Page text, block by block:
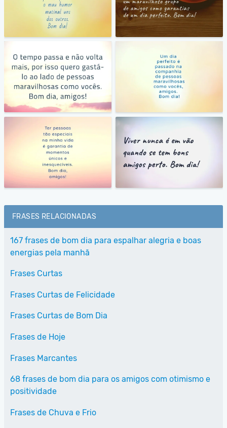
FRASES RELACIONADAS
167 frases de bom dia para espalhar alegria e boas
energias pela manhã
Frases Curtas
Frases Curtas de Felicidade
Frases Curtas de Bom Dia
Frases de Hoje
Frases Marcantes
68 frases de bom dia para os amigos com otimismo e
positividade
Frases de Chuva e Frio